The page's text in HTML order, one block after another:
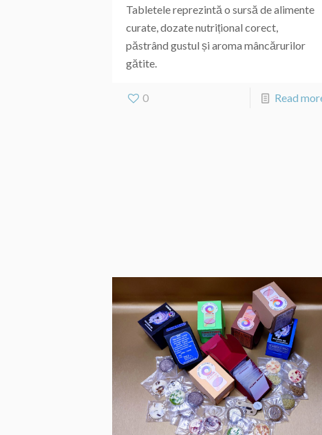
Tabletele reprezintă o sursă de alimente
curate, dozate nutrițional corect,
păstrând gustul și aroma mâncărurilor
gătite.
0 Read